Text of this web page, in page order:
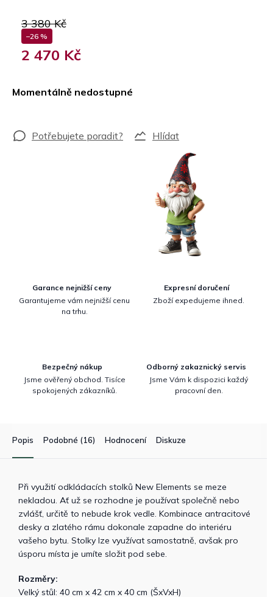
3 380 Kč
–26 %
2 470 Kč
Momentálně nedostupné
Hlídat
Garance nejnižší ceny
Garantujeme vám nejnižší cenu
na trhu.
Expresní doručení
Zboží expedujeme ihned.
Bezpečný nákup
Jsme ověřený obchod. Tisíce
spokojených zákazníků.
Odborný zakaznický servis
Jsme Vám k dispozici každý
pracovní den.
Popis Podobné (16) Hodnocení Diskuze
Při využití odkládacích stolků New Elements se meze
nekladou. Ať už se rozhodne je používat společně nebo
zvlášť, určitě to nebude krok vedle. Kombinace antracitové
desky a zlatého rámu dokonale zapadne do interiéru
vašeho bytu. Stolky lze využívat samostatně, avšak pro
úsporu místa je umíte složit pod sebe.
Rozměry:
Velký stůl: 40 cm x 42 cm x 40 cm (ŠxVxH)